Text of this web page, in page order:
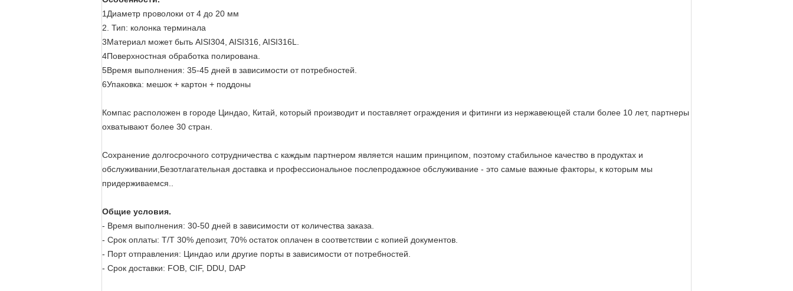
1Диаметр проволоки от 4 до 20 мм
2. Тип: колонка терминала
3Материал может быть AISI304, AISI316, AISI316L.
4Поверхностная обработка полирована.
5Время выполнения: 35-45 дней в зависимости от потребностей.
6Упаковка: мешок + картон + поддоны
Компас расположен в городе Циндао, Китай, который производит и поставляет ограждения и фитинги из нержавеющей стали более 10 лет, партнеры
охватывают более 30 стран.
Сохранение долгосрочного сотрудничества с каждым партнером является нашим принципом, поэтому стабильное качество в продуктах и
обслуживании,Безотлагательная доставка и профессиональное послепродажное обслуживание - это самые важные факторы, к которым мы
придерживаемся..
Общие условия.
- Время выполнения: 30-50 дней в зависимости от количества заказа.
- Срок оплаты: T/T 30% депозит, 70% остаток оплачен в соответствии с копией документов.
- Порт отправления: Циндао или другие порты в зависимости от потребностей.
- Срок доставки: FOB, CIF, DDU, DAP